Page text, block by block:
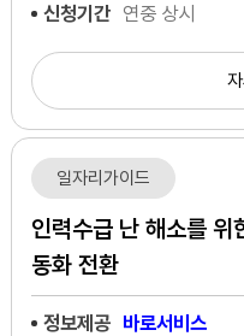
신청기간 연중 상시
일자리가이드
인력수급 난 해소를 위
동화 전환
정보제공 바로서비스